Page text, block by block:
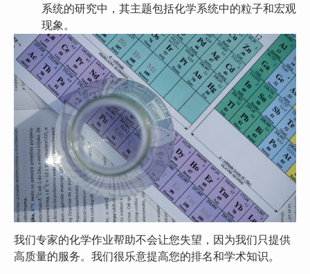
系统的研究中，其主题包括化学系统中的粒子和宏观
现象。
我们专家的化学作业帮助不会让您失望，因为我们只提供
高质量的服务。我们很乐意提高您的排名和学术知识。